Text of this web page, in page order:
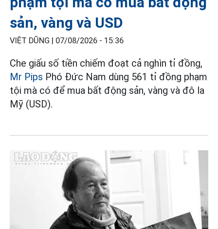
sản, vàng và USD
VIỆT DŨNG | 07/08/2026 - 15:36
Che giấu số tiền chiếm đoạt cả nghìn tỉ đồng,
Mr Pips Phó Đức Nam dùng 561 tỉ đồng phạm
tội mà có để mua bất động sản, vàng và đô la
Mỹ (USD).